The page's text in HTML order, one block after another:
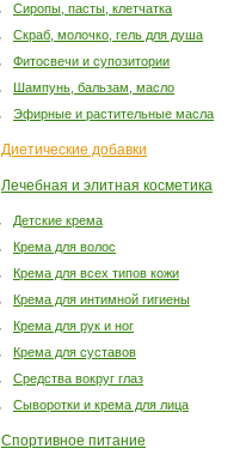
Сиропы, пасты, клетчатка
Скраб, молочко, гель для душа
Фитосвечи и супозитории
Шампунь, бальзам, масло
Эфирные и растительные масла
Диетические добавки
Лечебная и элитная косметика
Детские крема
Крема для волос
Крема для всех типов кожи
Крема для интимной гигиены
Крема для рук и ног
Крема для суставов
Средства вокруг глаз
Сыворотки и крема для лица
Спортивное питание